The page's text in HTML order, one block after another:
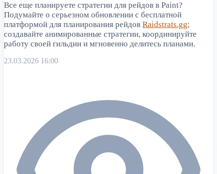
Все еще планируете стратегии для рейдов в Paint?
Подумайте о серьезном обновлении с бесплатной
платформой для планирования рейдов Raidstrats.gg;
создавайте анимированные стратегии, координируйте
работу своей гильдии и мгновенно делитесь планами.
23.03.2026 16:00